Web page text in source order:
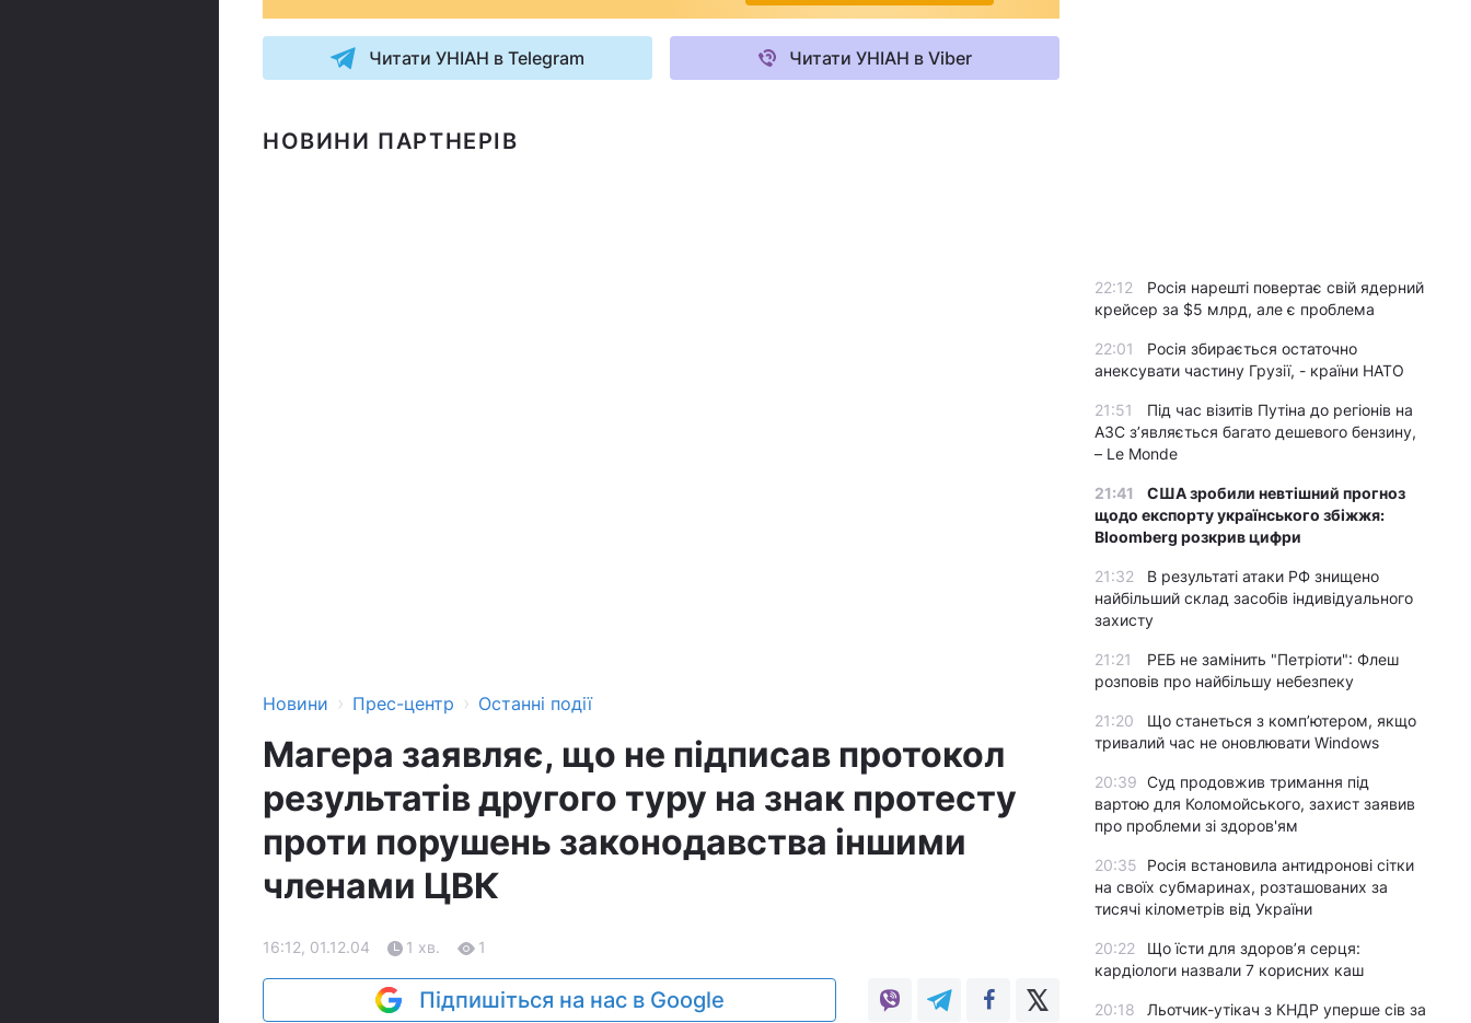
Читати УНІАН в Telegram Читати УНІАН в Viber
НОВИНИ ПАРТНЕРІВ
Новини › Прес-центр › Останні події
Магера заявляє, що не підписав протокол
результатів другого туру на знак протесту
проти порушень законодавства іншими
членами ЦВК
16:12, 01.12.04 1 хв. 1
Підпишіться на нас в Google
22:12
Росія нарешті повертає свій ядерний
крейсер за $5 млрд, але є проблема
22:01
Росія збирається остаточно
анексувати частину Грузії, - країни НАТО
21:51
Під час візитів Путіна до регіонів на
АЗС з’являється багато дешевого бензину,
– Le Monde
21:41
США зробили невтішний прогноз
щодо експорту українського збіжжя:
Bloomberg розкрив цифри
21:32
В результаті атаки РФ знищено
найбільший склад засобів індивідуального
захисту
21:21
РЕБ не замінить "Петріоти": Флеш
розповів про найбільшу небезпеку
21:20
Що станеться з комп’ютером, якщо
тривалий час не оновлювати Windows
20:39 Суд продовжив тримання під
вартою для Коломойського, захист заявив
про проблеми зі здоров'ям
20:35
Росія встановила антидронові сітки
на своїх субмаринах, розташованих за
тисячі кілометрів від України
20:22
Що їсти для здоров’я серця:
кардіологи назвали 7 корисних каш
20:18
Льотчик-утікач з КНДР уперше сів за